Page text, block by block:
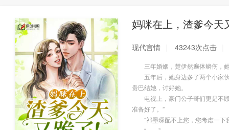
妈咪在上，渣爹今天
现代言情 43243次点击
三年婚姻，楚伊然遍体鳞伤，她
五年后，她身边多了两个小家伙
贵巴结她，讨好她。
电视上，豪门公子哥们更是不顾
准备好了。”
“祁墨琛配不上您，您考虑一下